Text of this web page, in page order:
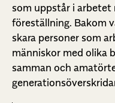
som uppstår i
föreställning. Bakom
skara personer som
människor med olika
samman och